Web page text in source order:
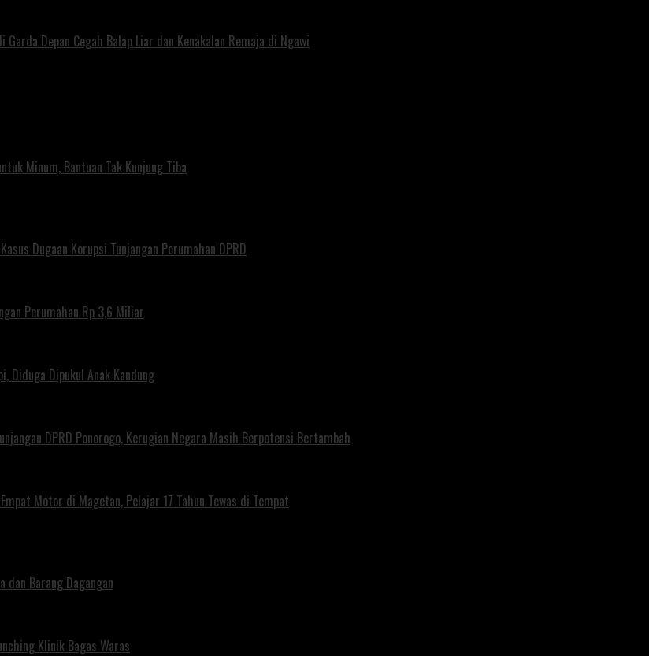
Depan Cegah Balap Liar dan Kenakalan Remaja di Ngawi
Minum, Bantuan Tak Kunjung Tiba
Dugaan Korupsi Tunjangan Perumahan DPRD
Perumahan Rp 3,6 Miliar
Diduga Dipukul Anak Kandung
DPRD Ponorogo, Kerugian Negara Masih Berpotensi Bertambah
Motor di Magetan, Pelajar 17 Tahun Tewas di Tempat
dan Barang Dagangan
Klinik Bagas Waras